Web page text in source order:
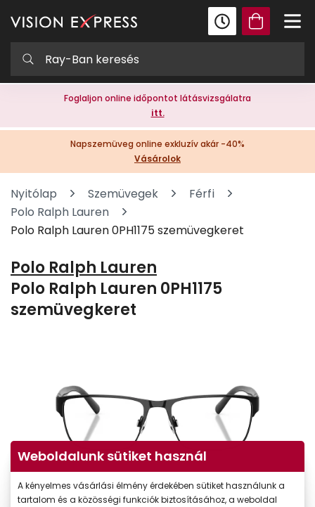
Foglaljon online időpontot látásvizsgálatra
itt.
Napszemüveg online exkluzív akár -40%
Vásárolok
Nyitólap Szemüvegek
Férfi
Polo Ralph Lauren
Polo Ralph Lauren 0PH1175 szemüvegkeret
Polo Ralph Lauren
Polo Ralph Lauren 0PH1175
szemüvegkeret
Weboldalunk sütiket használ
A kényelmes vásárlási élmény érdekében sütiket használunk a
tartalom és a közösségi funkciók biztosításához, a weboldal